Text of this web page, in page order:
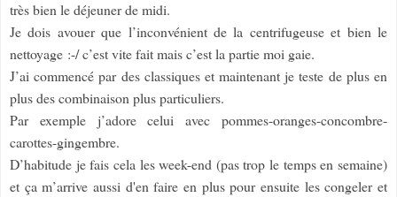
très bien le déjeuner de midi.
Je dois avouer que l’inconvénient de la centrifugeuse et bien le
nettoyage :-/ c’est vite fait mais c’est la partie moi gaie.
J’ai commencé par des classiques et maintenant je teste de plus en
plus des combinaison plus particuliers.
Par exemple j’adore celui avec pommes-oranges-concombre-
carottes-gingembre.
D’habitude je fais cela les week-end (pas trop le temps en semaine)
et ça m’arrive aussi d'en faire en plus pour ensuite les congeler et